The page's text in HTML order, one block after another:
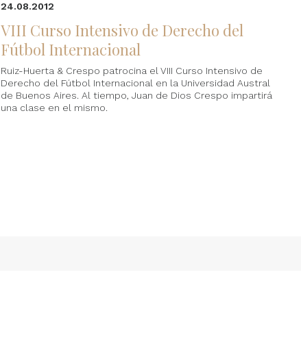
24.08.2012
VIII Curso Intensivo de Derecho del
Fútbol Internacional
Ruiz-Huerta & Crespo patrocina el VIII Curso Intensivo de
Derecho del Fútbol Internacional en la Universidad Austral
de Buenos Aires. Al tiempo, Juan de Dios Crespo impartirá
una clase en el mismo.